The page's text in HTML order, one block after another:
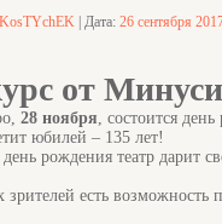
KosTYchEK | Дата: 26 сентября
от
28 ноября, состоится
юбилей – 135 лет!
рождения театр дарит
есть возможность